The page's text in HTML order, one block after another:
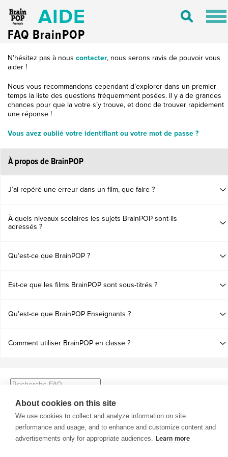
Toggle
AIDE
FAQ BrainPOP
N’hésitez pas à nous contacter, nous serons ravis de pouvoir vous
aider !
Nous vous recommandons cependant d’explorer dans un premier
temps la liste des questions fréquemment posées. Il y a de grandes
chances pour que la votre s’y trouve, et donc de trouver rapidement
une réponse !
Vous avez oublié votre identifiant ou votre mot de passe ?
À propos de BrainPOP
J’ai repéré une erreur dans un film, que faire ?
À quels niveaux scolaires les sujets BrainPOP sont-ils
adressés ?
Qu’est-ce que BrainPOP ?
Est-ce que les films BrainPOP sont sous-titrés ?
Qu’est-ce que BrainPOP Enseignants ?
Comment utiliser BrainPOP en classe ?
About cookies on this site
We use cookies to collect and analyze information on site
performance and usage, and to enhance and customize content and
advertisements only for appropriate audiences. Learn more